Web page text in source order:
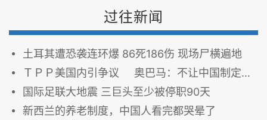
过往新闻
土耳其遭恐袭连环爆 86死186伤 现场尸横遍地
ＴＰＰ美国内引争议 奥巴马：不让中国制定全球经济规则
国际足联大地震 三巨头至少被停职90天
新西兰的养老制度，中国人看完都哭晕了